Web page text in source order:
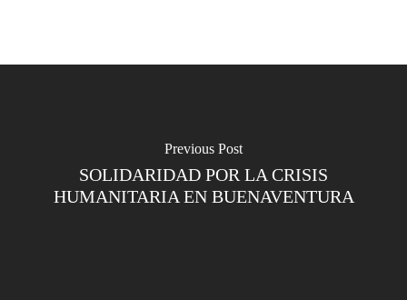
Previous Post
SOLIDARIDAD POR LA CRISIS
HUMANITARIA EN BUENAVENTURA